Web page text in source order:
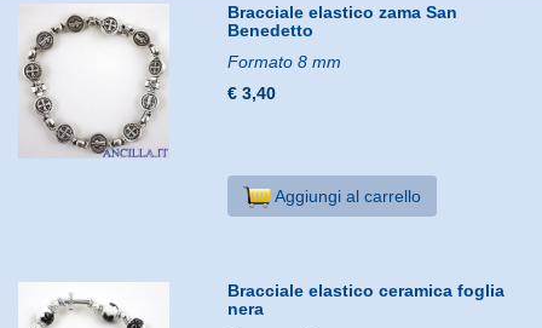
Bracciale elastico zama San
Benedetto
Formato 8 mm
€ 3,40
Aggiungi al carrello
Bracciale elastico ceramica foglia
nera